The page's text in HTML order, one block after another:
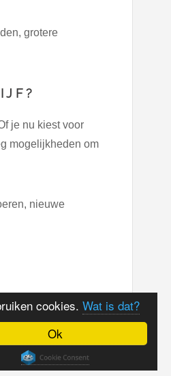
Ok
cookies. Wat is dat?
grotere
je nu kiest voor
mogelijkheden om
nieuwe